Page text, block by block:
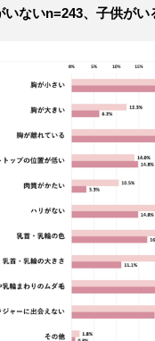
いないn=243、子供がい